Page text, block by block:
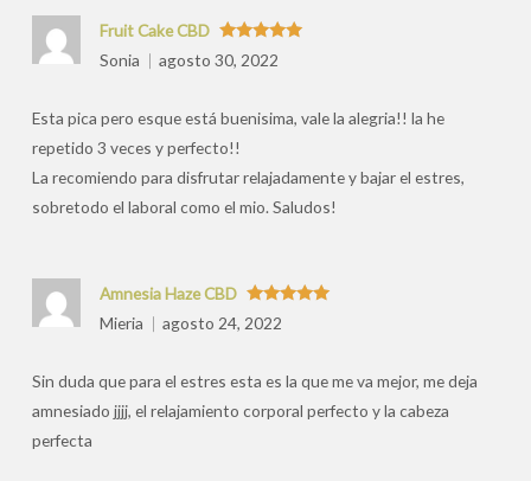
Valorado
con5de 5
Fruit Cake CBD
Sonia
agosto 30, 2022
Esta pica pero esque está buenisima, vale la alegria!! la he
repetido 3 veces y perfecto!!
La recomiendo para disfrutar relajadamente y bajar el estres,
sobretodo el laboral como el mio. Saludos!
Valorado
con5
Amnesia Haze CBD
Mieria
agosto 24, 2022
Sin duda que para el estres esta es la que me va mejor, me deja
amnesiado jjjj, el relajamiento corporal perfecto y la cabeza
perfecta